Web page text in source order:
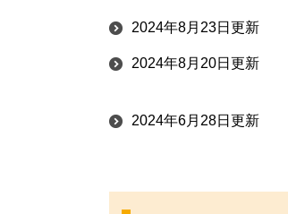
2024年8月23日更新
2024年8月20日更新
2024年6月28日更新